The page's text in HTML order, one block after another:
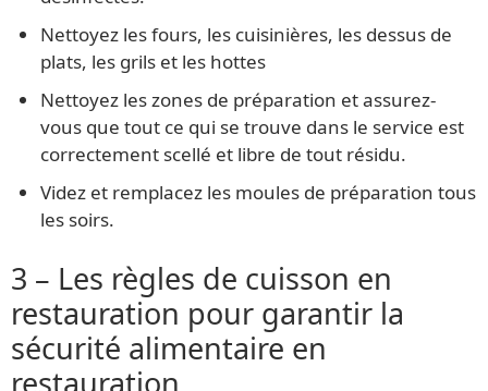
Nettoyez les fours, les cuisinières, les dessus de
plats, les grils et les hottes
Nettoyez les zones de préparation et assurez-
vous que tout ce qui se trouve dans le service est
correctement scellé et libre de tout résidu.
Videz et remplacez les moules de préparation tous
les soirs.
3 – Les règles de cuisson en
restauration pour garantir la
sécurité alimentaire en
restauration